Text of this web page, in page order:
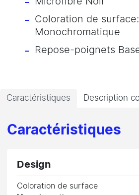
Coloration de surface:
Monochromatique
Repose-poignets
Caractéristiques Description
Caractéristiques
Design
Coloration de surface